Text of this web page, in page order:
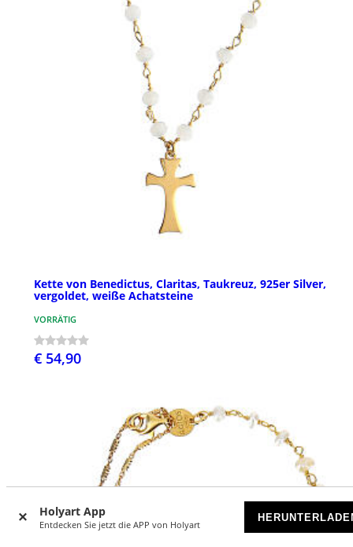
Holyart App
Entdecken Sie jetzt die APP von Holyart
Kette von Benedictus, Claritas, Taukreuz, 925er Silver,
vergoldet, weiße Achatsteine
VORRÄTIG
€ 54,90